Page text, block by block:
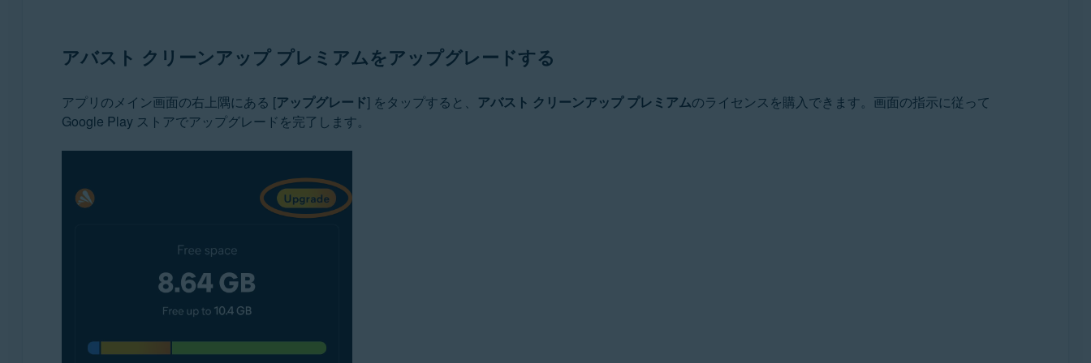
アバスト クリーンアップ プレミアムをアップグレードする
アプリのメイン画面の右上隅にある [アップグレード] をタップすると、 アバスト クリーンアップ プレミアムのライセンスを購入できます。画面の指示に従って
Google Play ストアでアップグレードを完了します。